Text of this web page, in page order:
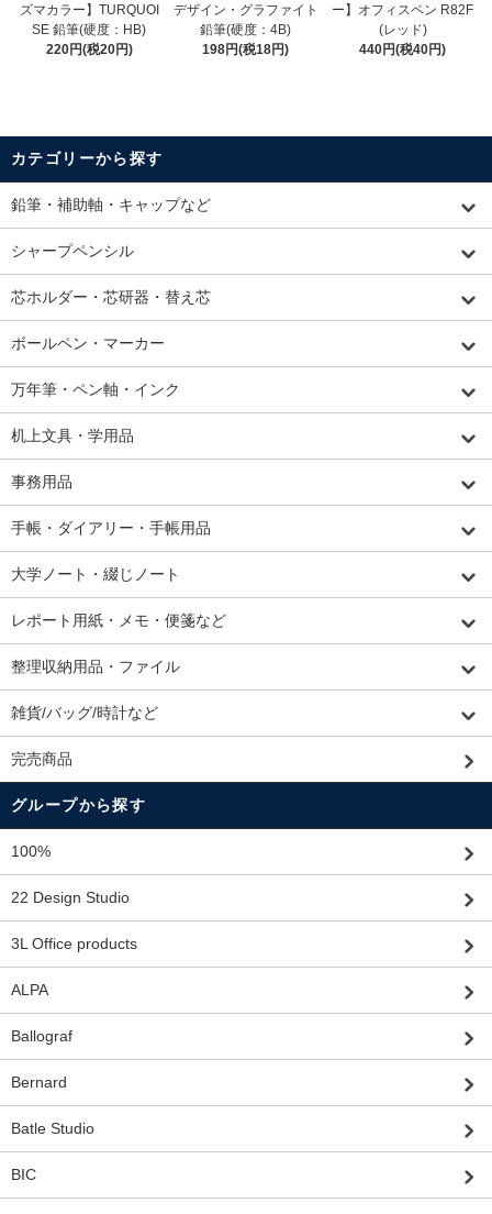
ズマカラー】TURQUOI
SE 鉛筆(硬度：HB)
220円(税20円)
デザイン・グラファイト
鉛筆(硬度：4B)
198円(税18円)
ー】オフィスペン R82F
(レッド)
440円(税40円)
カテゴリーから探す
鉛筆・補助軸・キャップなど
シャープペンシル
芯ホルダー・芯研器・替え芯
ボールペン・マーカー
万年筆・ペン軸・インク
机上文具・学用品
事務用品
手帳・ダイアリー・手帳用品
大学ノート・綴じノート
レポート用紙・メモ・便箋など
整理収納用品・ファイル
雑貨/バッグ/時計など
完売商品
グループから探す
100%
22 Design Studio
3L Office products
ALPA
Ballograf
Bernard
Batle Studio
BIC